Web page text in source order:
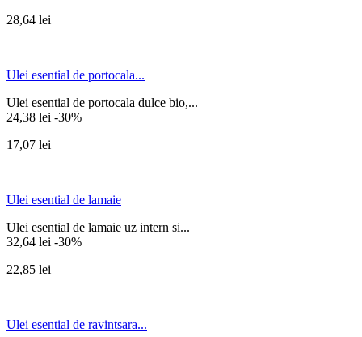
28,64 lei
Ulei esential de portocala...
Ulei esential de portocala dulce bio,...
24,38 lei -30%
17,07 lei
Ulei esential de lamaie
Ulei esential de lamaie uz intern si...
32,64 lei -30%
22,85 lei
Ulei esential de ravintsara...